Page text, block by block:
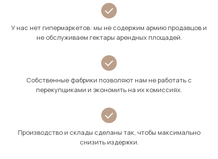
У нас нет гипермаркетов: мы не содержим армию продавцов и
не обслуживаем гектары арендных площадей.
Собственные фабрики позволяют нам не работать с
перекупщиками и экономить на их комиссиях.
Производство и склады сделаны так, чтобы максимально
снизить издержки.